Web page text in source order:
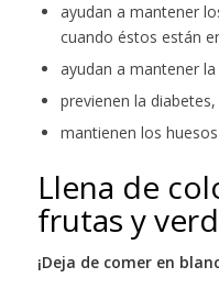
ayudan a mantener
cuando éstos están
ayudan a mantener
previenen la diabetes,
mantienen los
Llena de
frutas y
¡Deja de comer en